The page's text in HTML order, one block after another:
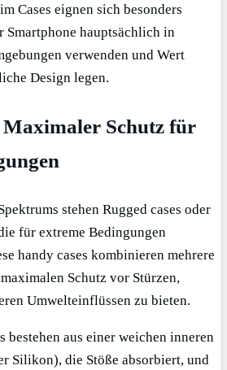
Cases eignen sich besonders
Smartphone hauptsächlich in
verwenden und Wert
Design legen.
Maximaler Schutz für
stehen Rugged cases oder
für extreme Bedingungen
handy cases kombinieren mehrere
Schutz vor Stürzen,
Umwelteinflüssen zu bieten.
bestehen aus einer weichen inneren
Silikon), die Stöße absorbiert, und